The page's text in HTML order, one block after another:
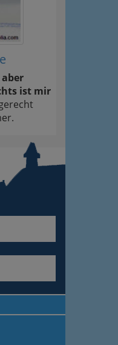
ist mir